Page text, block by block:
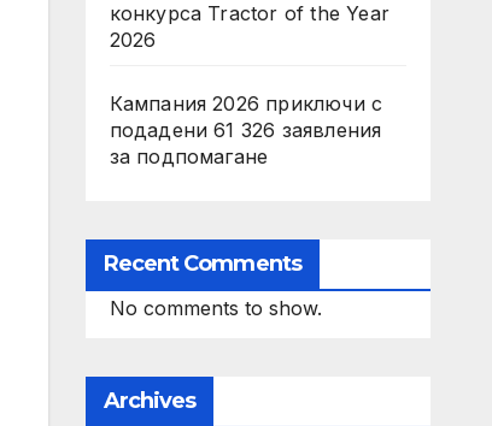
конкурса Tractor of the Year
2026
Кампания 2026 приключи с
подадени 61 326 заявления
за подпомагане
Recent Comments
No comments to show.
Archives